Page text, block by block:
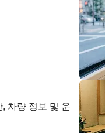
차량 정보 및 운